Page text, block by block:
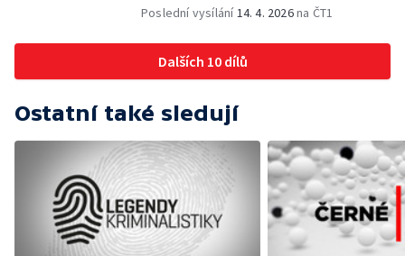
Poslední vysílání14. 4. 2026na ČT1
Dalších 10 dílů
Ostatní také sledují